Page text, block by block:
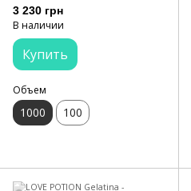
3 230 грн
В наличии
Купить
Объем
1000 100